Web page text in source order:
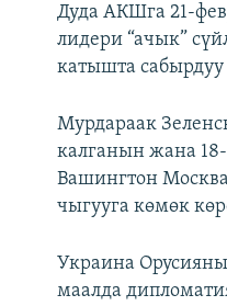
Дуда АКШга 21-
лидери “ачык”
катышта
Мурдараак
калганын жана
Вашингтон
чыгууга көмөк
Украина
маалда